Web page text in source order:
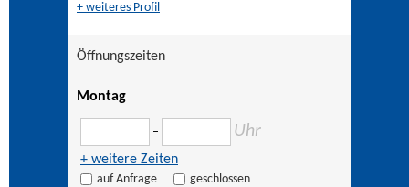
+ weiteres Profil
Öffnungszeiten
Montag
– Uhr
+ weitere Zeiten
auf Anfrage geschlossen